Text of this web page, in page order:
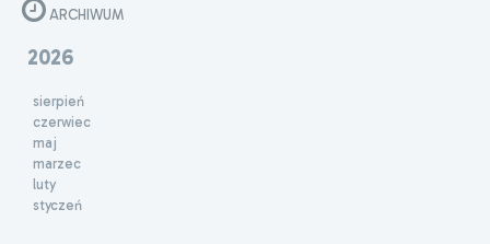
ARCHIWUM
2026
sierpień
czerwiec
maj
marzec
luty
styczeń